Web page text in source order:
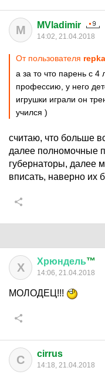
M MVladimir
14:02, 21.04.2018
От пользователя
а за то что парень с 4
профессию, у него
игрушки играли он
учился )
считаю, что больше
далее полномочные
губернаторы, далее
вписать, наверно их
Х Хрюндель™
14:06, 21.04.2018
МОЛОДЕЦ!!!
C cirrus
14:18, 21.04.2018